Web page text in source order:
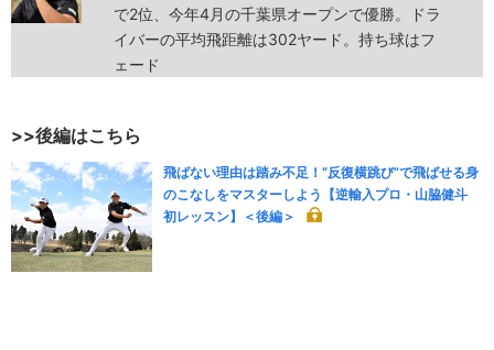
で2位、今年4月の千葉県オープンで優勝。ドラ
イバーの平均飛距離は302ヤード。持ち球はフ
ェード
>>後編はこちら
飛ばない理由は踏み不足！“反復横跳び”で飛ばせる身
のこなしをマスターしよう【逆輸入プロ・山脇健斗
初レッスン】＜後編＞